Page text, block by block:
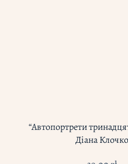
“Автопортрети
Діана Клочко